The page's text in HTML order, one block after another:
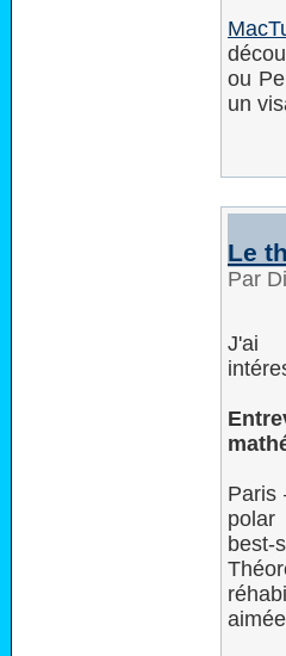
ou
un
Le
Par
J'ai
Paris
polar